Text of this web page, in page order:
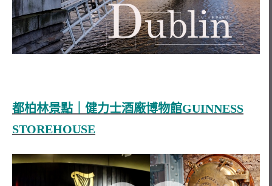
都柏林景點｜健力士酒廠博物館GUINNESS
STOREHOUSE